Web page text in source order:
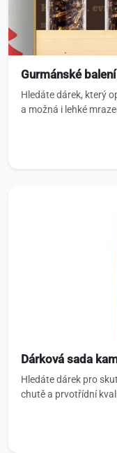
Gurmánské
Hledáte dárek, který
a možná i lehké
Dárková sada
Hledáte dárek pro
chutě a prvotřídní